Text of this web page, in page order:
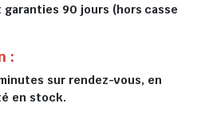
90 jours (hors casse
:
sur rendez-vous, en
en stock.